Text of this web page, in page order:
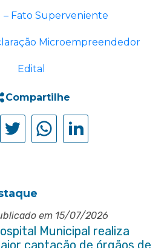
– Fato Superveniente
Microempreendedor
Edital
Compartilhe
em 15/07/2026
Municipal realiza
captação de órgãos de